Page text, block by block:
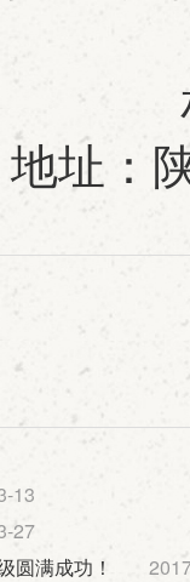
地址：
13
27
圆满成功！